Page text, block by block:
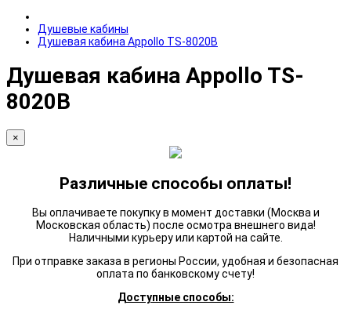
Душевые кабины
Душевая кабина Appollo TS-8020B
Душевая кабина Appollo TS-
8020B
×
Различные способы оплаты!
Вы оплачиваете покупку в момент доставки (Москва и
Московская область) после осмотра внешнего вида!
Наличными курьеру или картой на сайте.
При отправке заказа в регионы России, удобная и безопасная
оплата по банковскому счету!
Доступные способы: